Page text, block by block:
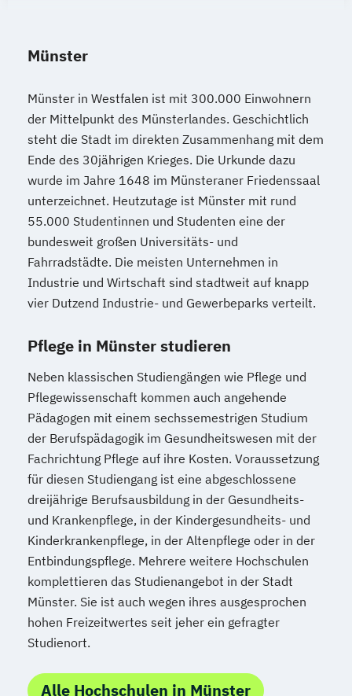
Münster
Münster in Westfalen ist mit 300.000 Einwohnern
der Mittelpunkt des Münsterlandes. Geschichtlich
steht die Stadt im direkten Zusammenhang mit dem
Ende des 30jährigen Krieges. Die Urkunde dazu
wurde im Jahre 1648 im Münsteraner Friedenssaal
unterzeichnet. Heutzutage ist Münster mit rund
55.000 Studentinnen und Studenten eine der
bundesweit großen Universitäts- und
Fahrradstädte. Die meisten Unternehmen in
Industrie und Wirtschaft sind stadtweit auf knapp
vier Dutzend Industrie- und Gewerbeparks verteilt.
Pflege in Münster studieren
Neben klassischen Studiengängen wie Pflege und
Pflegewissenschaft kommen auch angehende
Pädagogen mit einem sechssemestrigen Studium
der Berufspädagogik im Gesundheitswesen mit der
Fachrichtung Pflege auf ihre Kosten. Voraussetzung
für diesen Studiengang ist eine abgeschlossene
dreijährige Berufsausbildung in der Gesundheits-
und Krankenpflege, in der Kindergesundheits- und
Kinderkrankenpflege, in der Altenpflege oder in der
Entbindungspflege. Mehrere weitere Hochschulen
komplettieren das Studienangebot in der Stadt
Münster. Sie ist auch wegen ihres ausgesprochen
hohen Freizeitwertes seit jeher ein gefragter
Studienort.
Alle Hochschulen in Münster